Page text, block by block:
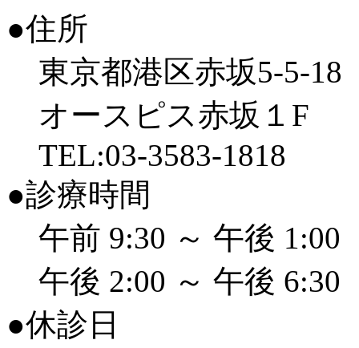
●住所
東京都港区赤坂5-5-18
オースピス赤坂１F
TEL:03-3583-1818
●診療時間
午前 9:30 ～ 午後 1:00
午後 2:00 ～ 午後 6:30
●休診日